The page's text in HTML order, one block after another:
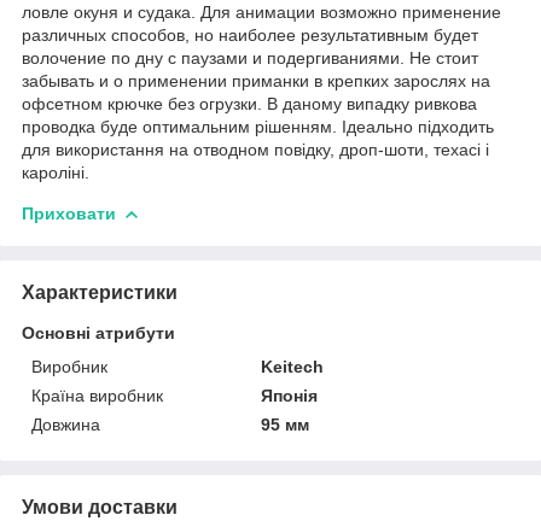
ловле окуня и судака. Для анимации возможно применение
различных способов, но наиболее результативным будет
волочение по дну с паузами и подергиваниями. Не стоит
забывать и о применении приманки в крепких зарослях на
офсетном крючке без огрузки. В даному випадку ривкова
проводка буде оптимальним рішенням. Ідеально підходить
для використання на отводном повідку, дроп-шоти, техасі і
кароліні.
Приховати
Характеристики
Основні атрибути
Виробник
Keitech
Країна виробник
Японія
Довжина
95 мм
Умови доставки